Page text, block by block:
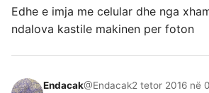
Edhe e imja me celular dhe nga
ndalova kastile makinen per foton
Endacak@Endacak2 tetor 2016 në